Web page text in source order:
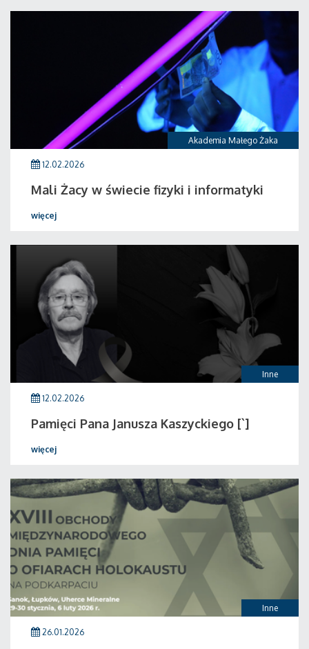
Akademia Małego Żaka
12.02.2026
Mali Żacy w świecie fizyki i informatyki
więcej
Inne
12.02.2026
Pamięci Pana Janusza Kaszyckiego [`]
więcej
Inne
26.01.2026